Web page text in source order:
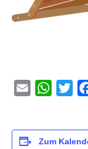
Email
Zum